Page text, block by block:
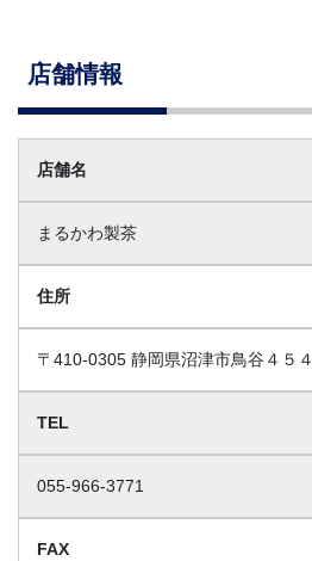
店舗情報
店舗名
まるかわ製茶
住所
〒410-0305 静岡県沼津市鳥谷４５４
TEL
055-966-3771
FAX